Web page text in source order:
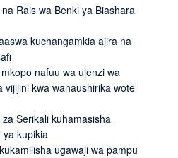
Rais wa Benki ya Biashara
kuchangamkia ajira na
nafuu wa ujenzi wa
vijijini kwa wanaushirika wote
Serikali kuhamasisha
ya kupikia
ugawaji wa pampu